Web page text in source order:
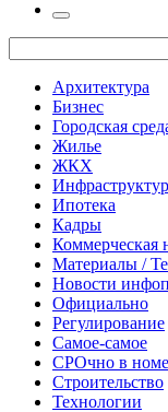
Архитектура
Бизнес
Городская
Жилье
ЖКХ
Ипотека
Кадры
Коммерческая
Материалы /
Новости
Официально
Регулирование
Самое-самое
СРОчно в
Строительство
Технологии